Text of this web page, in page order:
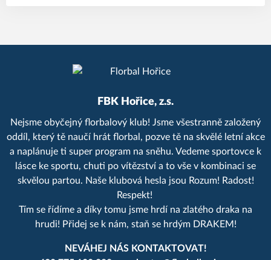
FBK Hořice, z.s.
Nejsme obyčejný florbalový klub! Jsme všestranně založený
oddíl, který tě naučí hrát florbal, pozve tě na skvělé letní akce
a naplánuje ti super program na sněhu. Vedeme sportovce k
lásce ke sportu, chuti po vítězství a to vše v kombinaci se
skvělou partou. Naše klubová hesla jsou Rozum! Radost!
Respekt!
Tím se řídíme a díky tomu jsme hrdí na zlatého draka na
hrudi! Přidej se k nám, staň se hrdým DRAKEM!
NEVÁHEJ NÁS KONTAKTOVAT!